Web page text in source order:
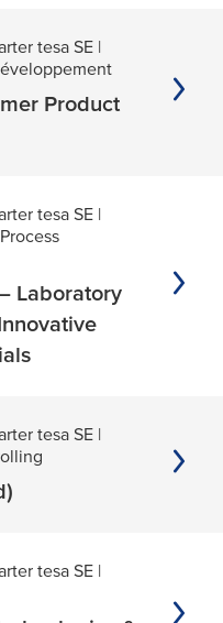
tesa SE |
Product
tesa SE |
Laboratory
tesa SE |
tesa SE |